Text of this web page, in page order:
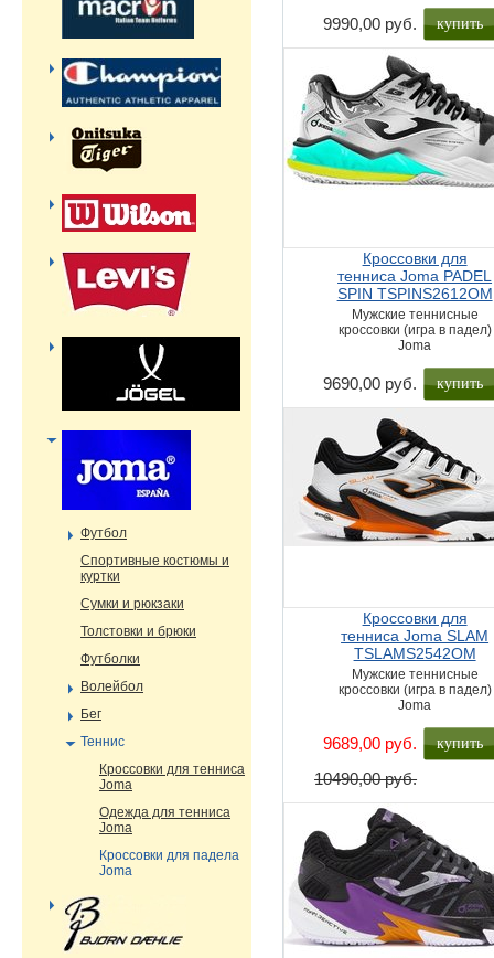
9990,00 руб. купить
Кроссовки для
тенниса Joma PADEL
SPIN TSPINS2612OM
Мужские теннисные
кроссовки (игра в падел)
Joma
9690,00 руб. купить
Кроссовки для
тенниса Joma SLAM
TSLAMS2542OM
Мужские теннисные
кроссовки (игра в падел)
Joma
9689,00 руб.
10490,00 руб.
купить
Футбол
Cпортивные костюмы и
куртки
Сумки и рюкзаки
Толстовки и брюки
Футболки
Волейбол
Бег
Теннис
Кроссовки для тенниса
Joma
Одежда для тенниса
Joma
Кроссовки для падела
Joma